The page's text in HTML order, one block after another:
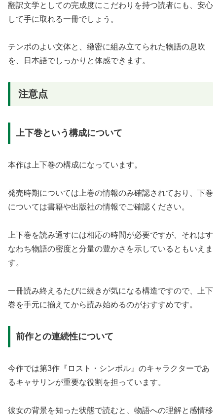
翻訳文学としての完成度にこだわりを持つ読者にも、安心
して手に取れる一冊でしょう。
テンポのよい文体と、緻密に組み立てられた物語の息吹
を、日本語でしっかりと体感できます。
注意点
上下巻という構成について
本作は上下巻の構成になっています。
発売時期については上巻の情報のみ確認されており、下巻
については書籍や出版社の情報でご確認ください。
上下巻を読み通すには相応の時間が必要ですが、それはす
なわち物語の密度と分量の豊かさを示しているともいえま
す。
一冊読み終えるたびに続きが気になる構造ですので、上下
巻を手元に揃えてから読み始めるのがおすすめです。
前作との連続性について
今作では第3作『ロスト・シンボル』のキャラクターであ
るキャサリンが重要な役割を担っています。
彼女の背景を知った状態で読むと、物語への理解と感情移